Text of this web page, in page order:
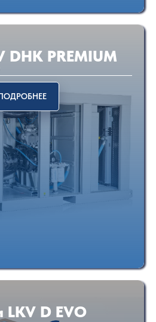
DHK PREMIUM
LKV D EVO